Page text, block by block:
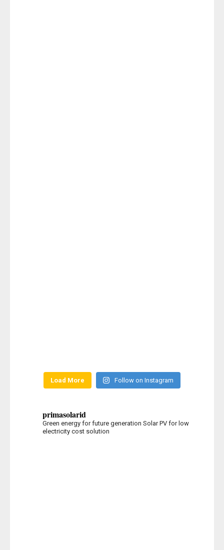
Load More Follow on Instagram
primasolarid
Green energy for future generation Solar PV for low
electricity cost solution